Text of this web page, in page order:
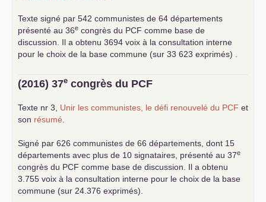
Texte signé par 542 communistes de 64 départements
présenté au 36e congrès du PCF comme base de
discussion. Il a obtenu 3694 voix à la consultation interne
pour le choix de la base commune (sur 33 623 exprimés) .
(2016) 37e congrès du PCF
Texte nr 3, Unir les communistes, le défi renouvelé du PCF et
son résumé
Signé par 626 communistes de 66 départements, dont 15
départements avec plus de 10 signataires, présenté au 37e
congrès du PCF comme base de discussion. Il a obtenu
3.755 voix à la consultation interne pour le choix de la base
commune (sur 24.376 exprimés).